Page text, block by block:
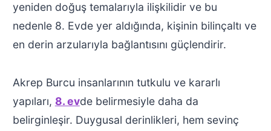
yeniden doğuş temalarıyla ilişkilidir ve bu
nedenle 8. Evde yer aldığında, kişinin bilinçaltı ve
en derin arzularıyla bağlantısını güçlendirir.
Akrep Burcu insanlarının tutkulu ve kararlı
yapıları, 8. evde belirmesiyle daha da
belirginleşir. Duygusal derinlikleri, hem sevinç